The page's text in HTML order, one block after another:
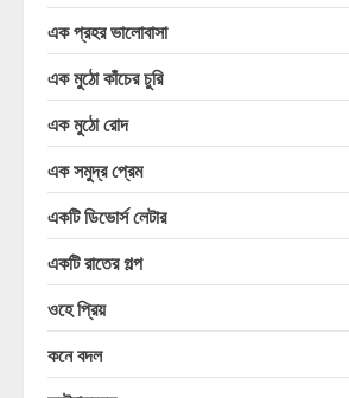
এক প্রহর ভালোবাসা
এক মুঠো কাঁচের চুরি
এক মুঠো রোদ
এক সমুদ্র প্রেম
একটি ডিভোর্স লেটার
একটি রাতের গল্প
ওহে প্রিয়
কনে বদল